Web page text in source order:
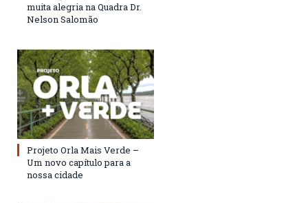
muita alegria na Quadra Dr.
Nelson Salomão
Projeto Orla Mais Verde –
Um novo capítulo para a
nossa cidade